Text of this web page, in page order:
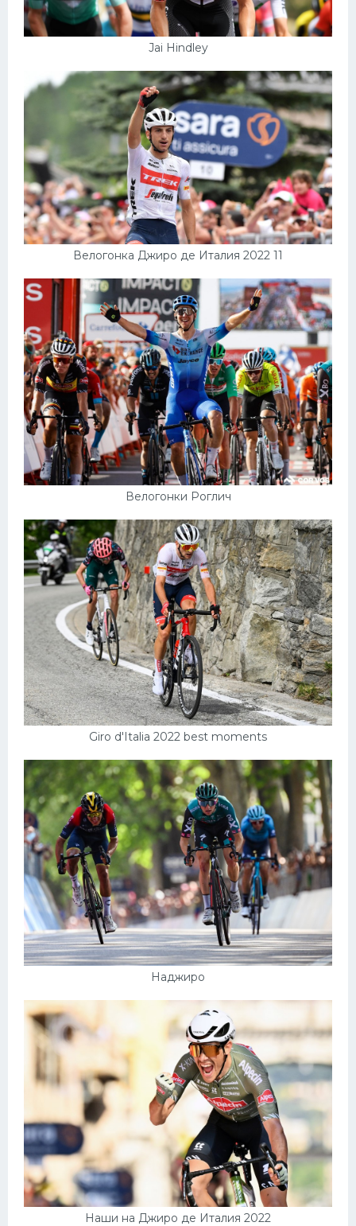
Jai Hindley
Велогонка Джиро де Италия 2022 11
Велогонки Роглич
Giro d'Italia 2022 best moments
Наджиро
Наши на Джиро де Италия 2022